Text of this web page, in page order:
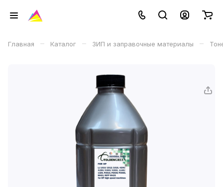
Главная – Каталог – ЗИП и заправочные материалы –